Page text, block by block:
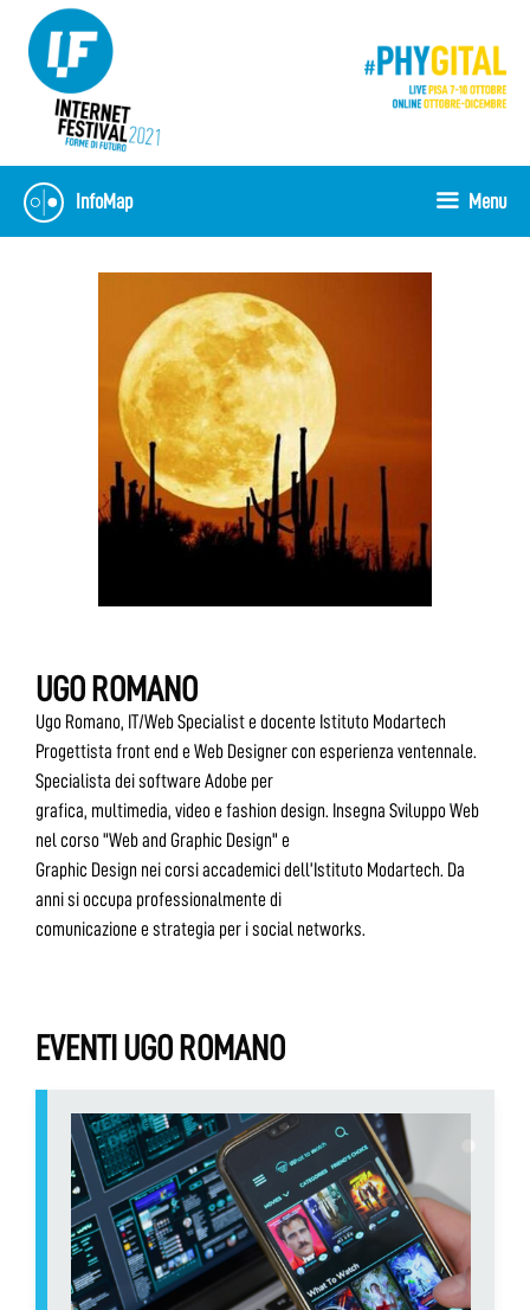
content
InfoMap Menu
UGO ROMANO
Ugo Romano, IT/Web Specialist e docente Istituto Modartech
Progettista front end e Web Designer con esperienza ventennale.
Specialista dei software Adobe per
grafica, multimedia, video e fashion design. Insegna Sviluppo Web
nel corso "Web and Graphic Design" e
Graphic Design nei corsi accademici dell’Istituto Modartech. Da
anni si occupa professionalmente di
comunicazione e strategia per i social networks.
EVENTI UGO ROMANO